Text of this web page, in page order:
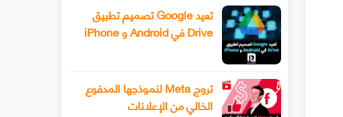
تعيد Google تصميم تطبيق
Drive في Android و iPhone
تروج Meta لنموذجها المدفوع
الخالي من الإعلانات